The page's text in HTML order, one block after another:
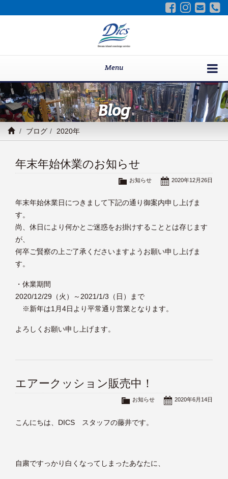
Menu
Blog
ブログ 2020年
年末年始休業のお知らせ
2020年12月26日
お知らせ
年末年始休業日につきまして下記の通り御案内申し上げま
す。
尚、休日により何かとご迷惑をお掛けすることとは存じます
が、
何卒ご賢察の上ご了承くださいますようお願い申し上げま
す。
・休業期間
2020/12/29（火）～2021/1/3（日）まで
※新年は1月4日より平常通り営業となります。
よろしくお願い申し上げます。
エアークッション販売中！
2020年6月14日
お知らせ
こんにちは、DICS スタッフの藤井です。
自粛ですっかり白くなってしまったあなたに、